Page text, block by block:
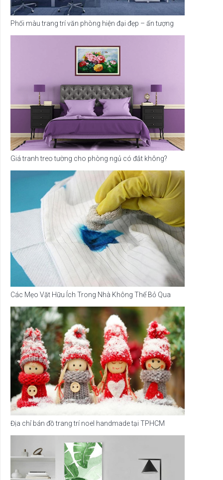
Phối màu trang trí văn phòng hiện đại đẹp – ấn tượng
Giá tranh treo tường cho phòng ngủ có đắt không?
Các Mẹo Vặt Hữu Ích Trong Nhà Không Thể Bỏ Qua
Địa chỉ bán đồ trang trí noel handmade tại TPHCM